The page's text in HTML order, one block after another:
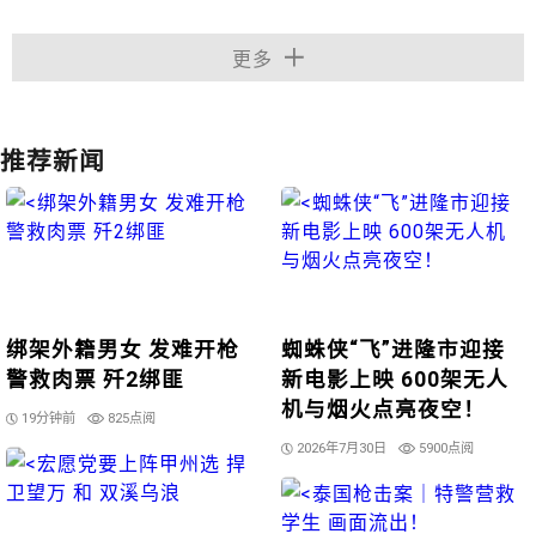
更多
推荐新闻
绑架外籍男女 发难开枪
警救肉票 歼2绑匪
19分钟前 825点阅
蜘蛛侠“飞”进隆市迎接
新电影上映 600架无人
机与烟火点亮夜空！
2026年7月30日 5900点阅